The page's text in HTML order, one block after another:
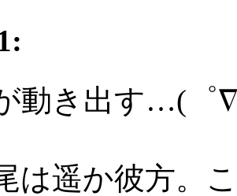
動き出す…(゜
は遥か彼方。